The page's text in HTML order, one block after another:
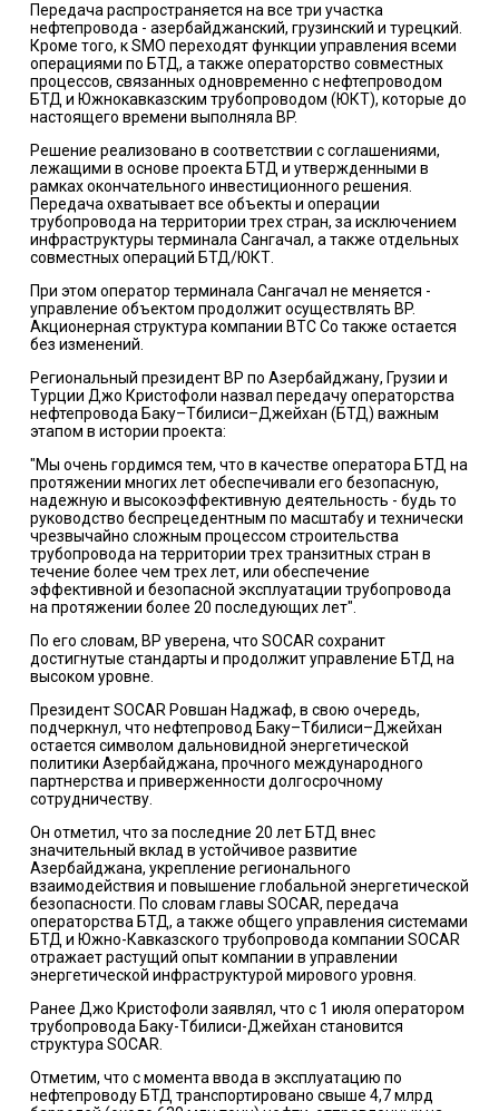
Передача распространяется на все три участка
нефтепровода - азербайджанский, грузинский и турецкий.
Кроме того, к SMO переходят функции управления всеми
операциями по БТД, а также операторство совместных
процессов, связанных одновременно с нефтепроводом
БТД и Южнокавказским трубопроводом (ЮКТ), которые до
настоящего времени выполняла BP.
Решение реализовано в соответствии с соглашениями,
лежащими в основе проекта БТД и утвержденными в
рамках окончательного инвестиционного решения.
Передача охватывает все объекты и операции
трубопровода на территории трех стран, за исключением
инфраструктуры терминала Сангачал, а также отдельных
совместных операций БТД/ЮКТ.
При этом оператор терминала Сангачал не меняется -
управление объектом продолжит осуществлять BP.
Акционерная структура компании BTC Co также остается
без изменений.
Региональный президент BP по Азербайджану, Грузии и
Турции Джо Кристофоли назвал передачу операторства
нефтепровода Баку–Тбилиси–Джейхан (БТД) важным
этапом в истории проекта:
"Мы очень гордимся тем, что в качестве оператора БТД на
протяжении многих лет обеспечивали его безопасную,
надежную и высокоэффективную деятельность - будь то
руководство беспрецедентным по масштабу и технически
чрезвычайно сложным процессом строительства
трубопровода на территории трех транзитных стран в
течение более чем трех лет, или обеспечение
эффективной и безопасной эксплуатации трубопровода
на протяжении более 20 последующих лет".
По его словам, BP уверена, что SOCAR сохранит
достигнутые стандарты и продолжит управление БТД на
высоком уровне.
Президент SOCAR Ровшан Наджаф, в свою очередь,
подчеркнул, что нефтепровод Баку–Тбилиси–Джейхан
остается символом дальновидной энергетической
политики Азербайджана, прочного международного
партнерства и приверженности долгосрочному
сотрудничеству.
Он отметил, что за последние 20 лет БТД внес
значительный вклад в устойчивое развитие
Азербайджана, укрепление регионального
взаимодействия и повышение глобальной энергетической
безопасности. По словам главы SOCAR, передача
операторства БТД, а также общего управления системами
БТД и Южно-Кавказского трубопровода компании SOCAR
отражает растущий опыт компании в управлении
энергетической инфраструктурой мирового уровня.
Ранее Джо Кристофоли заявлял, что с 1 июля оператором
трубопровода Баку-Тбилиси-Джейхан становится
структура SOCAR.
Отметим, что с момента ввода в эксплуатацию по
нефтепроводу БТД транспортировано свыше 4,7 млрд